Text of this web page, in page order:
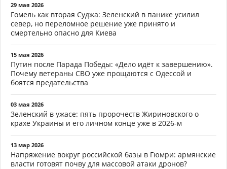
29 мая 2026
Гомель как вторая Суджа: Зеленский в панике усилил
север, но переломное решение уже принято и
смертельно опасно для Киева
15 мая 2026
Путин после Парада Победы: «Дело идёт к завершению».
Почему ветераны СВО уже прощаются с Одессой и
боятся предательства
03 мая 2026
Зеленский в ужасе: пять пророчеств Жириновского о
крахе Украины и его личном конце уже в 2026-м
13 мар 2026
Напряжение вокруг российской базы в Гюмри: армянские
власти готовят почву для массовой атаки дронов?